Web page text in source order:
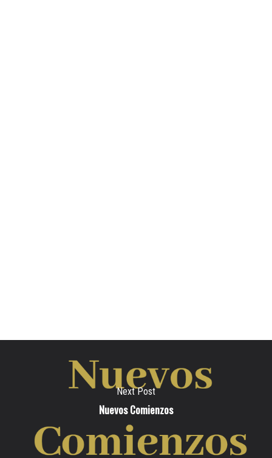
Next Post
Nuevos Comienzos